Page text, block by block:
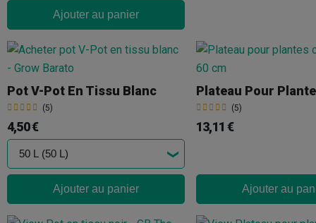
Ajouter au panier
Pot V-Pot En Tissu Blanc
(5)
4,50 €
Ajouter au panier
(5)
13,11 €
Ajouter au